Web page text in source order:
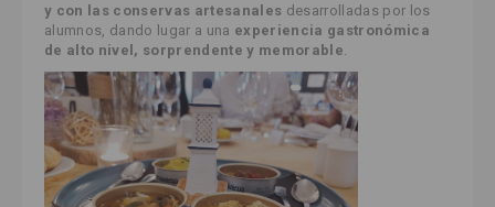
y con las conservas artesanales desarrolladas por los
alumnos, dando lugar a una experiencia gastronómica
de alto nivel, sorprendente y memorable